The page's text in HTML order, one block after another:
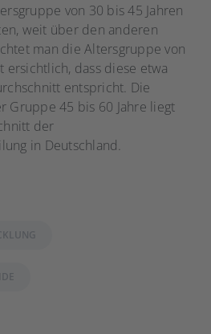
von 30 bis 45 Jahren
weit über den anderen
man die Altersgruppe von
ersichtlich, dass diese etwa
entspricht. Die
Gruppe 45 bis 60 Jahre liegt
der
in Deutschland.